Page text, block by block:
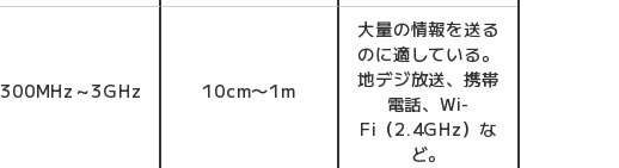
300MHz～3GHz 10cm〜1m
大量の情報を送る
のに適している。
地デジ放送、携帯
電話、Wi-
Fi（2.4GHz）な
ど。